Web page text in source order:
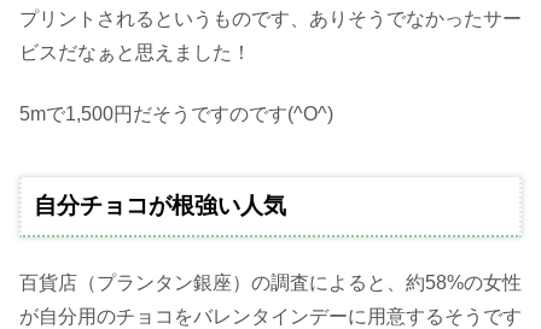
プリントされるというものです、ありそうでなかったサー
ビスだなぁと思えました！
5mで1,500円だそうですのです(^O^)
自分チョコが根強い人気
百貨店（プランタン銀座）の調査によると、約58%の女性
が自分用のチョコをバレンタインデーに用意するそうです